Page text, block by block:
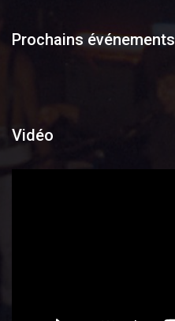
Prochains événements
Vidéo